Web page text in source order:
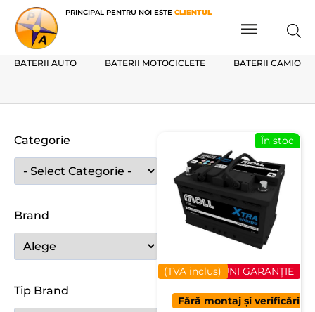
PRINCIPAL PENTRU NOI ESTE CLIENTUL
BATERII AUTO BATERII MOTOCICLETE BATERII
Categorie
Brand
Tip Brand
40 LUNI GARANȚIE
(TVA inclus)
În stoc
Fără montaj și verificări